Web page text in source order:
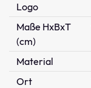
Logo
Maße HxBxT
(cm)
Material
Ort